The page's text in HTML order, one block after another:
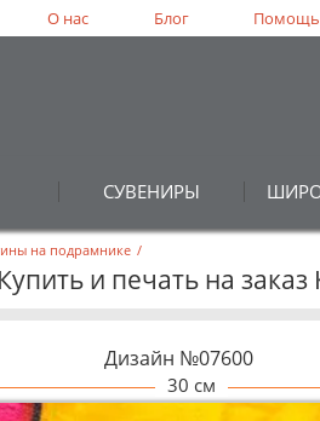
СУВЕНИРЫ
О нас Блог Помощь
на подрамнике /
Купить и печать на
Дизайн №07600
30 см